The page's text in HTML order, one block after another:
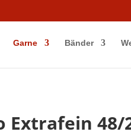
Garne Bänder
Extrafein 48/